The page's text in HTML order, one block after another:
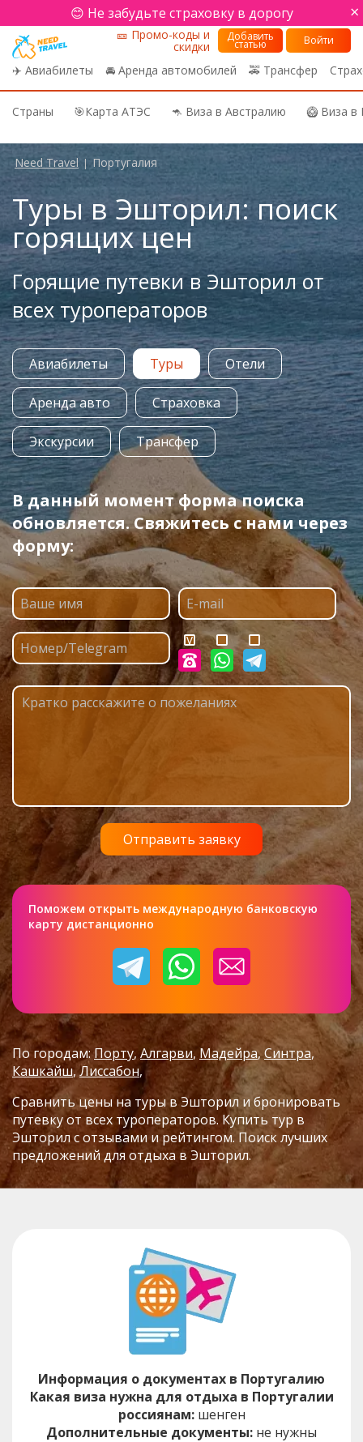
😊 Не забудьте страховку в дорогу ×
✈️ Авиабилеты 🚘 Аренда автомобилей 🚕 Трансфер
🎫 Промо-коды и
скидки
Добавить
статью Войти
Страны 🎯Карта АТЭС 🦘 Виза в Австралию 🥝 Виза
Need Travel | Португалия
Туры в Эшторил: поиск
горящих цен
Горящие путевки в Эшторил от
всех туроператоров
Авиабилеты Туры Отели
Аренда авто Страховка
Экскурсии Трансфер
В данный момент форма поиска
обновляется. Свяжитесь с нами через
форму:
Поможем открыть международную банковскую
карту дистанционно
По городам:Порту Алгарви Мадейра Синтра
Кашкайш Лиссабон
Сравнить цены на туры в Эшторил и бронировать
путевку от всех туроператоров. Купить тур в
Эшторил с отзывами и рейтингом. Поиск лучших
предложений для отдыха в Эшторил.
Информация о документах в Португалию
Какая виза нужна для отдыха в Португалии
россиянам:шенген
Дополнительные документы: не нужны